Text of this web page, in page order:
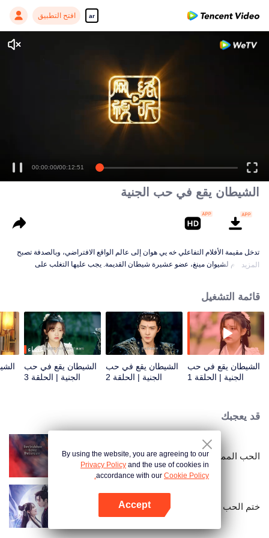
ar افتح التطبيق
الشيطان يقع في حب الجنية
تدخل مقيمة الأفلام التفاعلي خه يي هوان إلى عالم الواقع الافتراضي، وبالصدفة تصبح
زوجة الدم لشيوان مينغ، عضو عشيرة شيطان القديمة. يجب عليها التغلب على
معًا، وتقع خه يي هوان تدريجيًا في حب شيوان مينغ ذو الوجه البارد والقلب الطيب. ومع
ذلك، هناك كارثة أكبر تقترب بصمت...
المزيد
قائمة التشغيل
الشيطان يقع في حب
الجنية | الحلقة 1
الشيطان يقع في حب
الجنية | الحلقة 2
أعضاء
الشيطان يقع في حب
الجنية | الحلقة 3
قد يعجبك
الحب الممنوع
ختم الحب
By using the website, you are agreeing to our
Privacy Policy and the use of cookies in
accordance with our Cookie Policy.
Accept